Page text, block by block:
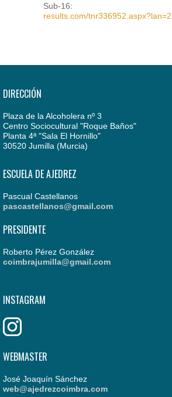
Sub-16:
results.com/
DIRECCIÓN
Plaza de la Alcoholera nº 3
Centro Sociocultural "Roque Baños"
Planta 4ª "Sala El Hornillo"
30520 Jumilla (Murcia)
ESCUELA DE AJEDREZ
Pascual Castellanos
pascastellanos@gmail.com
PRESIDENTE
Roberto Pérez González
coimbrajumilla@gmail.com
INSTAGRAM
WEBMASTER
José Joaquín Sánchez
web@ajedrezcoimbra.com